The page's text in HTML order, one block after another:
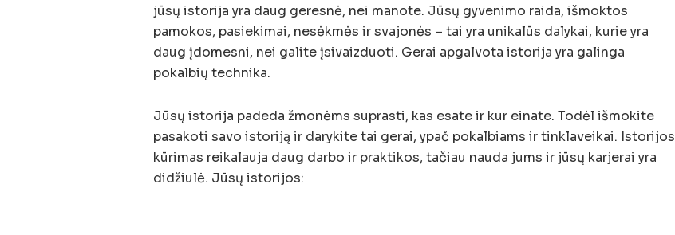
jūsų istorija yra daug geresnė, nei manote. Jūsų gyvenimo raida, išmoktos
pamokos, pasiekimai, nesėkmės ir svajonės – tai yra unikalūs dalykai, kurie yra
daug įdomesni, nei galite įsivaizduoti. Gerai apgalvota istorija yra galinga
pokalbių technika.
Jūsų istorija padeda žmonėms suprasti, kas esate ir kur einate. Todėl išmokite
pasakoti savo istoriją ir darykite tai gerai, ypač pokalbiams ir tinklaveikai. Istorijos
kūrimas reikalauja daug darbo ir praktikos, tačiau nauda jums ir jūsų karjerai yra
didžiulė. Jūsų istorijos: